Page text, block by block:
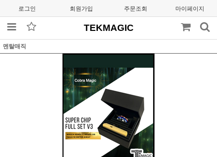
로그인 회원가입 주문조회 마이페이지
TEKMAGIC
멘탈매직